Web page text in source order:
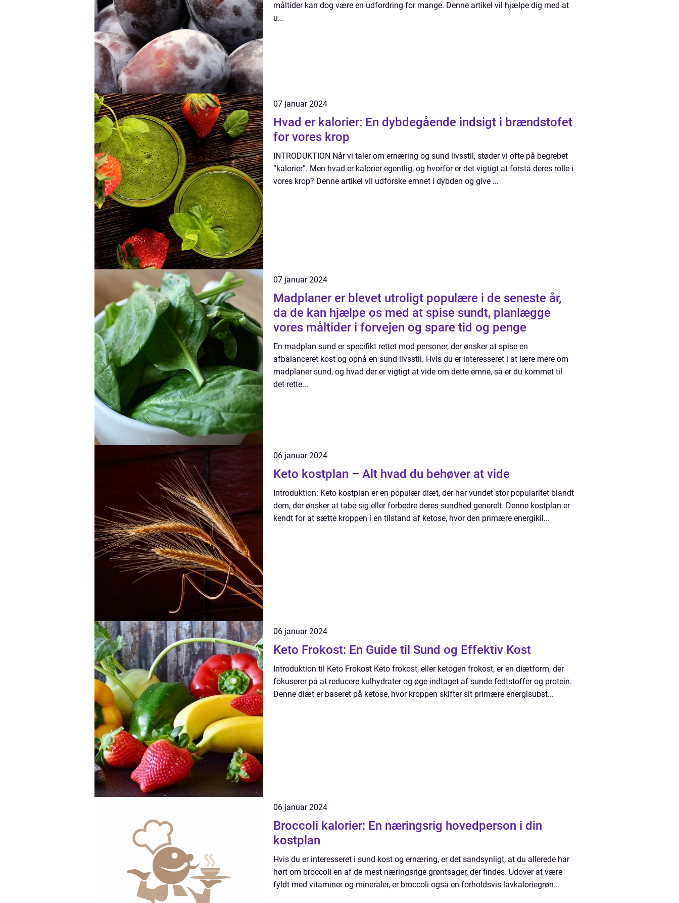
måltider kan dog være en udfordring for mange. Denne artikel vil hjælpe dig med at
u...
07 januar 2024
Hvad er kalorier: En dybdegående indsigt i brændstofet
for vores krop
INTRODUKTION Når vi taler om ernæring og sund livsstil, støder vi ofte på begrebet
“kalorier”. Men hvad er kalorier egentlig, og hvorfor er det vigtigt at forstå deres rolle i
vores krop? Denne artikel vil udforske emnet i dybden og give ...
07 januar 2024
Madplaner er blevet utroligt populære i de seneste år,
da de kan hjælpe os med at spise sundt, planlægge
vores måltider i forvejen og spare tid og penge
En madplan sund er specifikt rettet mod personer, der ønsker at spise en
afbalanceret kost og opnå en sund livsstil. Hvis du er interesseret i at lære mere om
madplaner sund, og hvad der er vigtigt at vide om dette emne, så er du kommet til
det rette...
06 januar 2024
Keto kostplan – Alt hvad du behøver at vide
Introduktion: Keto kostplan er en populær diæt, der har vundet stor popularitet blandt
dem, der ønsker at tabe sig eller forbedre deres sundhed generelt. Denne kostplan er
kendt for at sætte kroppen i en tilstand af ketose, hvor den primære energikil...
06 januar 2024
Keto Frokost: En Guide til Sund og Effektiv Kost
Introduktion til Keto Frokost Keto frokost, eller ketogen frokost, er en diætform, der
fokuserer på at reducere kulhydrater og øge indtaget af sunde fedtstoffer og protein.
Denne diæt er baseret på ketose, hvor kroppen skifter sit primære energisubst...
06 januar 2024
Broccoli kalorier: En næringsrig hovedperson i din
kostplan
Hvis du er interesseret i sund kost og ernæring, er det sandsynligt, at du allerede har
hørt om broccoli en af de mest næringsrige grøntsager, der findes. Udover at være
fyldt med vitaminer og mineraler, er broccoli også en forholdsvis lavkaloriegrøn...